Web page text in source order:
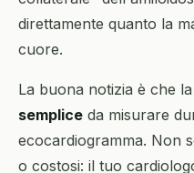
direttamente quanto la
cuore.
La buona notizia è che la
semplice da misurare
ecocardiogramma. Non
o costosi: il tuo